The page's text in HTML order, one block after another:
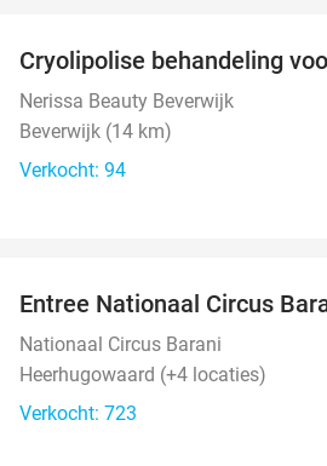
Cryolipolise behandeling
Nerissa Beauty Beverwijk
Beverwijk (14 km)
Verkocht: 94
Entree Nationaal Circus
Nationaal Circus Barani
Heerhugowaard (+4 locaties)
Verkocht: 723